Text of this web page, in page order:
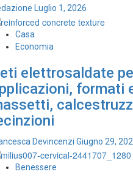
Luglio 1, 2026
Casa
Economia
elettrosaldate
formati
Devincenzi Giugno 29,
Benessere